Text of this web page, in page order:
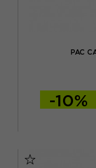
PAC
-10%